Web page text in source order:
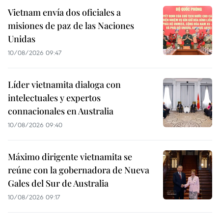
Vietnam envía dos oficiales a
misiones de paz de las Naciones
Unidas
10/08/2026 09:47
Líder vietnamita dialoga con
intelectuales y expertos
connacionales en Australia
10/08/2026 09:40
Máximo dirigente vietnamita se
reúne con la gobernadora de Nueva
Gales del Sur de Australia
10/08/2026 09:17